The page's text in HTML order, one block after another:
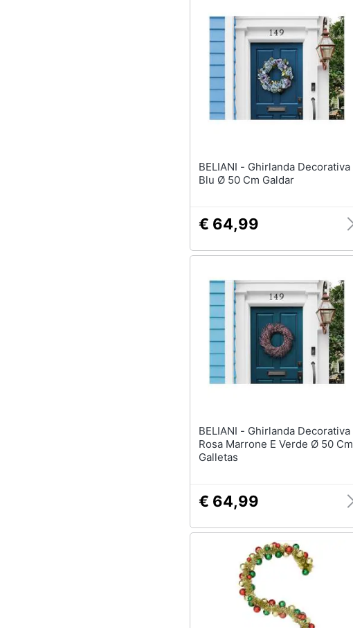
BELIANI - Ghirlanda Decorativa
Blu Ø 50 Cm Galdar
€ 64,99
BELIANI - Ghirlanda Decorativa
Rosa Marrone E Verde Ø 50 Cm
Galletas
€ 64,99